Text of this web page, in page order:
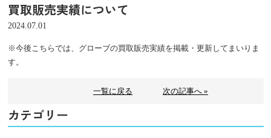
買取販売実績について
2024.07.01
※今後こちらでは、グローブの買取販売実績を掲載・更新してまいりま
す。
一覧に戻る 次の記事へ »
カテゴリー